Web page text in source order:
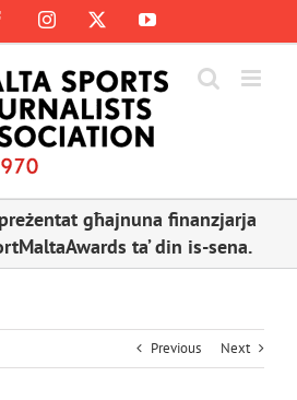
FacebookInstagram YouTube
għajnuna finanzjarja
ta’ din is-sena.
Previous Next